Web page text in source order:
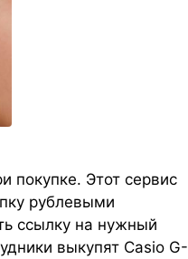
покупке. Этот сервис
рублевыми
ссылку на нужный
выкупят Casio G-